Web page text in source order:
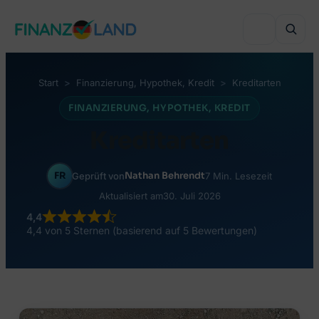
Inhalt
VERGLEICHEN
Wohn- & Hauskredit
Minikredit
KFZ-Versicherung
Haftpflicht
Krankenversicherung
Unfallversicherung
INVESTIEREN
Online-Depot
Monatlich investieren
BELIEBTE THEMEN
Start Finanzierung, Hypothek, Kredit Kreditarten
FINANZIERUNG, HYPOTHEK, KREDIT
FR Geprüft vonNathan Behrendt7 Min. Lesezeit
Aktualisiert am30. Juli 2026
4,4
4,4 von 5 Sternen (basierend auf 5 Bewertungen)